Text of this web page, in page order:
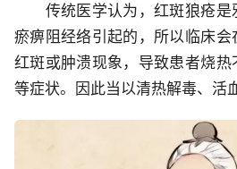
传统医学认为，红斑狼疮是
瘀痹阻经络引起的，所以临床
红斑或肿溃现象，导致患者烧
等症状。因此当以清热解毒、活